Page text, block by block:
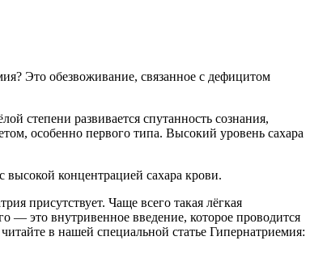
Это обезвоживание, связанное с дефицитом
степени развивается спутанность сознания,
особенно первого типа. Высокий уровень сахара
высокой концентрацией сахара крови.
присутствует. Чаще всего такая лёгкая
— это внутривенное введение, которое проводится
в нашей специальной статье Гипернатриемия: